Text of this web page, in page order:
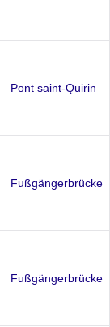
Pont saint-Quirin
Fußgängerbrücke
Fußgängerbrücke